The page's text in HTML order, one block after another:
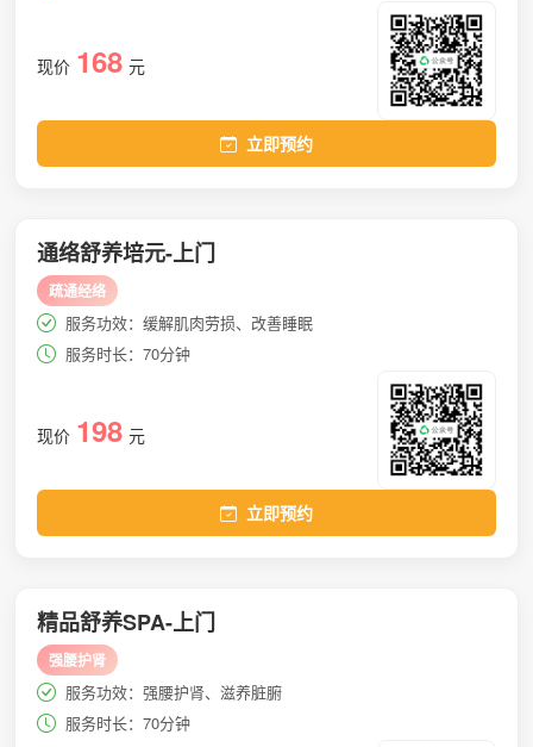
现价 168 元
立即预约
通络舒养培元-上门
疏通经络
服务功效：缓解肌肉劳损、改善睡眠
服务时长：70分钟
现价 198 元
立即预约
精品舒养SPA-上门
强腰护肾
服务功效：强腰护肾、滋养脏腑
服务时长：70分钟